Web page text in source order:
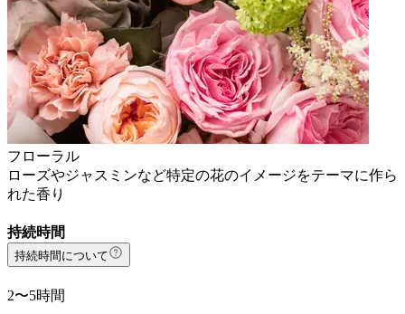
フローラル
ローズやジャスミンなど特定の花のイメージをテーマに作ら
れた香り
持続時間
持続時間について
2〜5時間